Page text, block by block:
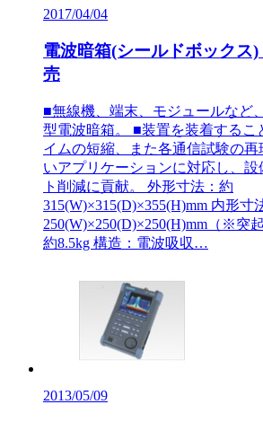
2017/04/04
電波暗箱(シールドボックス
売
■無線機、端末、モジュールなど
型電波暗箱。 ■装置を装着するこ
イムの短縮、また各通信試験の
いアプリケーションに対応し、
ト削減に貢献。 外形寸法：約
315(W)×315(D)×355(H)mm 内形寸
250(W)×250(D)×250(H)mm（※突
約8.5kg 構造：電波吸収…
2013/05/09